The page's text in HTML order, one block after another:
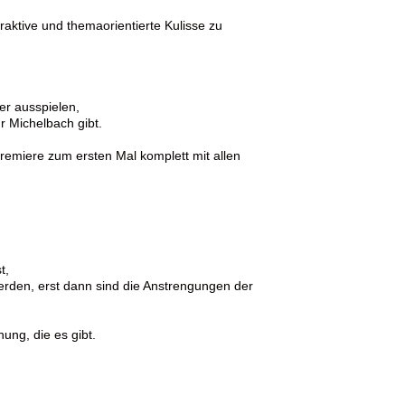
und themaorientierte Kulisse zu
ausspielen,
Michelbach gibt.
zum ersten Mal komplett mit allen
erst dann sind die Anstrengungen der
die es gibt.